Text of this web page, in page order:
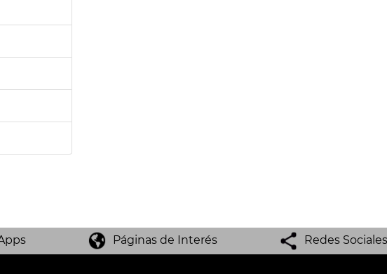
Páginas de Interés Redes Sociales